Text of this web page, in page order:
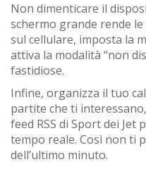
Non dimenticare il
schermo grande rende
sul cellulare, imposta la
attiva la modalità “non
fastidiose.
Infine, organizza il tuo
partite che ti
feed RSS di Sport dei
tempo reale. Così non ti
dell’ultimo minuto.